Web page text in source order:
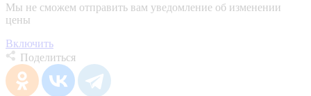
Мы не сможем отправить вам уведомление об изменении
цены
Включить
Поделиться